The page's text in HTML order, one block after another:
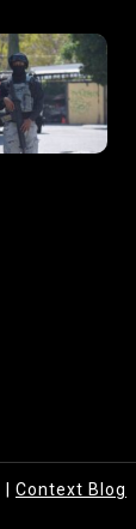
Context Blog